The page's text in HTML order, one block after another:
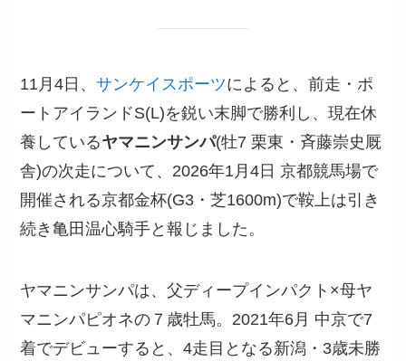
11月4日、サンケイスポーツによると、前走・ポ
ートアイランドS(L)を鋭い末脚で勝利し、現在休
養しているヤマニンサンパ(牡7 栗東・斉藤崇史厩
舎)の次走について、2026年1月4日 京都競馬場で
開催される京都金杯(G3・芝1600m)で鞍上は引き
続き亀田温心騎手と報じました。
ヤマニンサンパは、父ディープインパクト×母ヤ
マニンパピオネの７歳牡馬。2021年6月 中京で7
着でデビューすると、4走目となる新潟・3歳未勝